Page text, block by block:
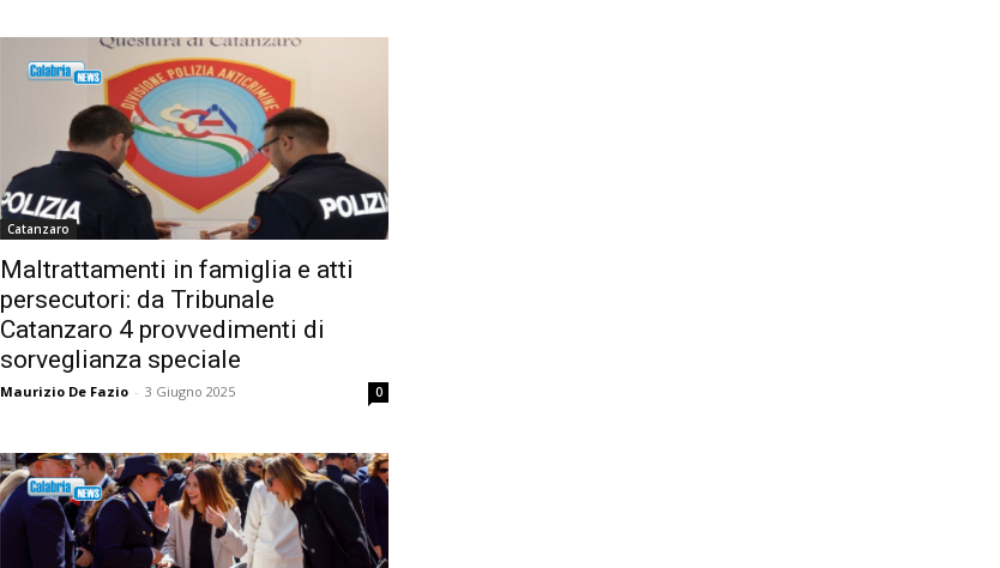
Catanzaro
Maltrattamenti in famiglia e atti
persecutori: da Tribunale
Catanzaro 4 provvedimenti di
sorveglianza speciale
Maurizio De Fazio - 3 Giugno 2025 0